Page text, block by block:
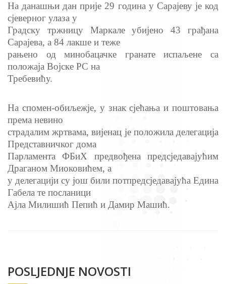
На данашњи дан прије 29 година у Сарајеву је код
сјеверног улаза у
Градску тржницу Маркале убијено 43 грађана
Сарајева, а 84 лакше и теже
рањено од минобацачке гранате испаљене са
положаја Војске РС на
Требевићу.
На спомен-обиљежје, у знак сјећања и поштовања
према невино
страдалим жртвама, вијенац је положила делегација
Представничког дома
Парламента ФБиХ предвођена предсједавајућим
Драганом Миоковићем, а
у делегацији су још били потпредсједавајућа Едина
Габела те посланици
Ајла Милишић Пепић и Дамир Машић.
POSLJEDNJE NOVOSTI